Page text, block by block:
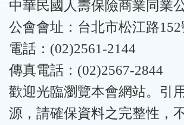
中華民國人壽保險商業同業
公會會址：台北市松江路152
電話：(02)2561-2144
傳真電話：(02)2567-2844
歡迎光臨瀏覽本會網站。引
源，請確保資料之完整性，